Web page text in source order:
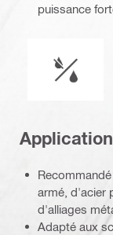
puissance
armé, d'acier
d'alliages
Adapté aux